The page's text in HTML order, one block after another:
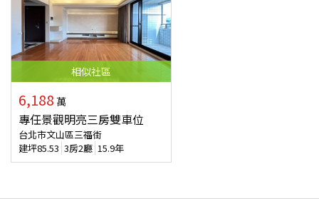
相似社區
6,188 萬
專任景觀明亮三房雙車位
台北市文山區三福街
建坪85.53 3房2廳 15.9年